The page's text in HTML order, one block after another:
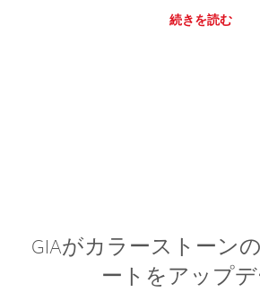
続きを読む
GIAがカラーストーン
ートをアップデ